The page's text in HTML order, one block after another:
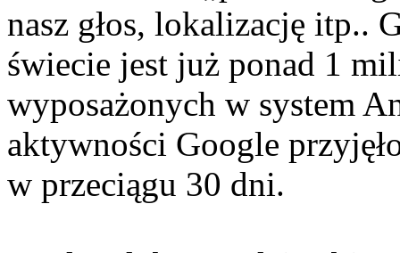
nasz głos, lokalizację itp..
świecie jest już ponad 1
wyposażonych w system
aktywności Google
w przeciągu 30 dni.